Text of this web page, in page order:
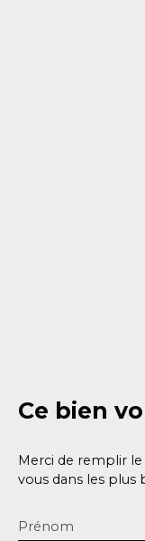
Ce bien
Merci de remplir
vous dans les plus
Prénom